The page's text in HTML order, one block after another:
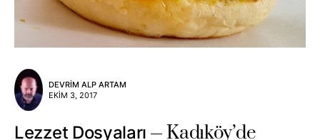
DEVRIM ALP ARTAM
EKIM 3, 2017
Lezzet Dosyaları Kadıköy’de